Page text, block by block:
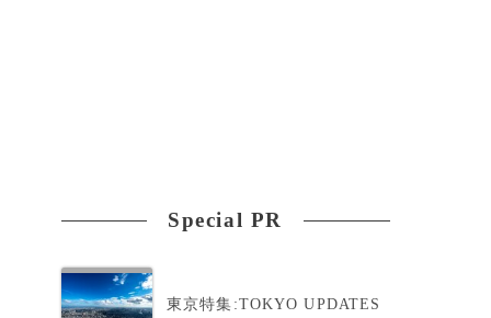
Special PR
東京特集:TOKYO UPDATES